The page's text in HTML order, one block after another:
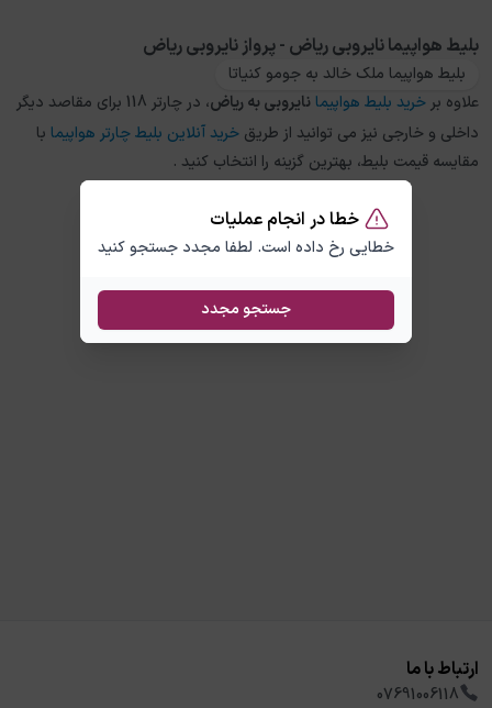
خطا در انجام عملیات
خطایی رخ داده است. لطفا مجدد جستجو کنید
جستجو مجدد
بلیط هواپیما نایروبی ریاض - پرواز نایروبی ریاض
بلیط هواپیما ملک خالد به جومو کنیاتا
علاوه بر خرید بلیط هواپیما نایروبیبهریاض
، در چارتر 118 برای مقاصد دیگر
داخلی و خارجی نیز می توانید از طریق خرید آنلاین بلیط چارتر هواپیما با
مقایسه قیمت بلیط، بهترین گزینه را انتخاب کنید .
ارتباط با ما
07691006118